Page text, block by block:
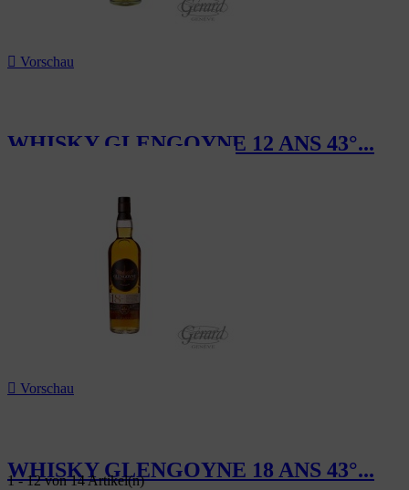
 Vorschau
WHISKY GLENGOYNE 12 ANS 43°...
 Vorschau
WHISKY GLENGOYNE 18 ANS 43°...
1 - 12 von 14 Artikel(n)